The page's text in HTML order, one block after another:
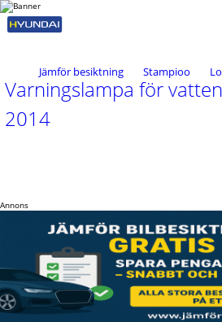
Jämför besiktning Stampioo
Varningslampa för
2014
Annons